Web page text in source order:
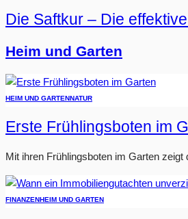
Die Saftkur – Die
Heim und Garten
HEIM UND GARTENNATUR
Erste Frühlingsboten im
Mit ihren Frühlingsboten im Garten
FINANZENHEIM UND GARTEN